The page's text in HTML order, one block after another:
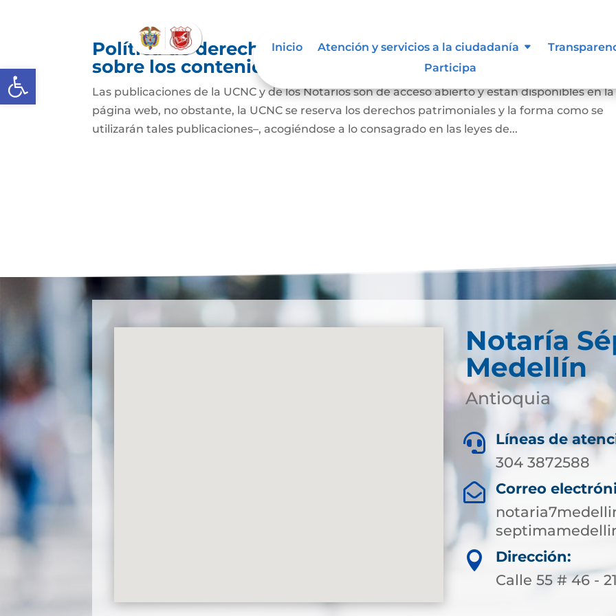
Abrir barra de herramientas
Inicio Atención y servicios a la ciudadanía
Participa
Política de derechos de autor y/o autorización de uso
sobre los contenidos
Las publicaciones de la UCNC y de los Notarios son de acceso abierto y están disponibles en la
página web, no obstante, la UCNC se reserva los derechos patrimoniales y la forma como se
utilizarán tales publicaciones–, acogiéndose a lo consagrado en las leyes de...
Notaría
Medellín
Antioquia

Líneas de
304 3872588

Correo

Dirección:
Calle 55 # 46 -